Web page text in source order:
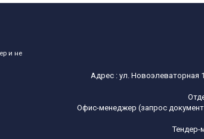
и не
Адрес : ул. Новоэлеваторная
Офис-менеджер (запрос
Тендер-